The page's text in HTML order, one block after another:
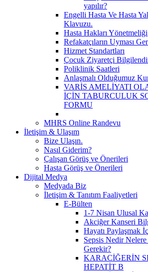
yapılır?
Engelli Hasta Ve Hasta
Klavuzu.
Hasta Hakları Yönetmeliği
Refakatçıların Uyması
Hizmet Standartları
Çocuk Ziyaretçi
Poliklinik Saatleri
Anlaşmalı Olduğumuz
VARİS AMELİYATI
İÇİN TABURCULUK
FORMU
MHRS Online Randevu
İletişim & Ulaşım
Bize Ulaşın.
Nasıl Giderim?
Çalışan Görüş ve Önerileri
Hasta Görüş ve Önerileri
Dijital Medya
Medyada Biz
İletişim & Tanıtım Faaliyetleri
E-Bülten
1-7 Nisan Ulusal
Akciğer Kanseri
Hayatı Paylaşmak
Sepsis Nedir
Gerekir?
KARACİĞERİN
HEPATİT B